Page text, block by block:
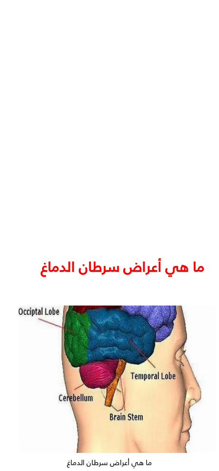
ما هي أعراض سرطان الدماغ
ما هي أعراض سرطان الدماغ